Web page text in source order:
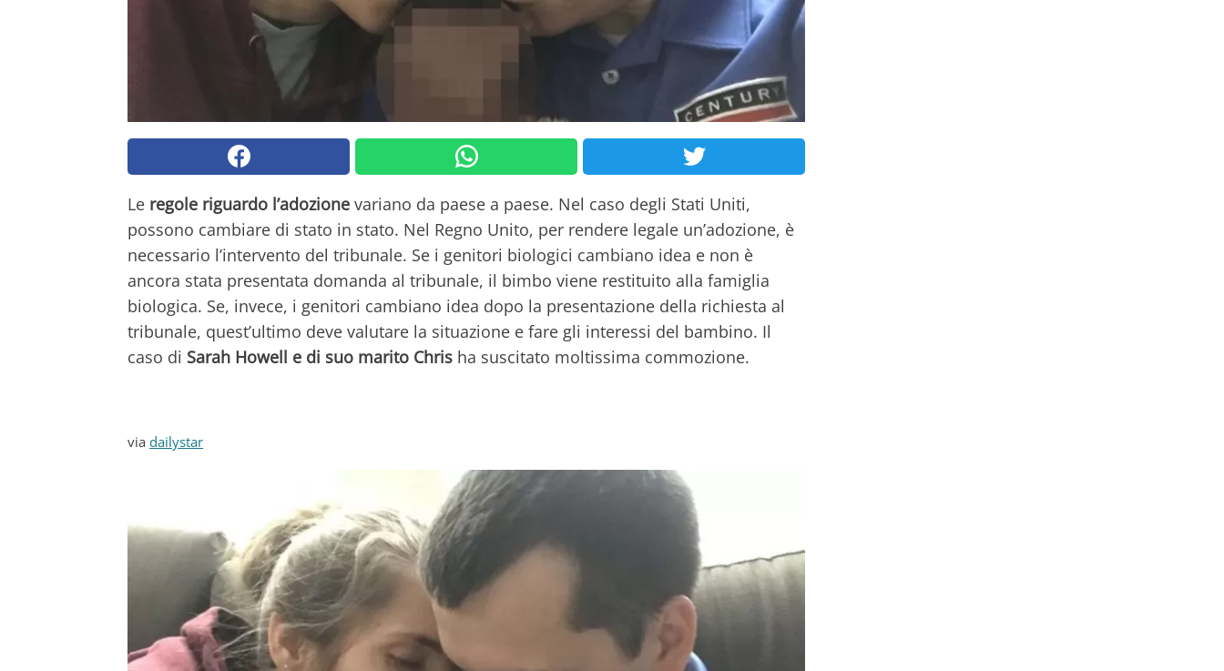
Le regole riguardo l’adozione variano da paese a paese. Nel caso degli Stati Uniti,
possono cambiare di stato in stato. Nel Regno Unito, per rendere legale un’adozione, è
necessario l’intervento del tribunale. Se i genitori biologici cambiano idea e non è
ancora stata presentata domanda al tribunale, il bimbo viene restituito alla famiglia
biologica. Se, invece, i genitori cambiano idea dopo la presentazione della richiesta al
tribunale, quest’ultimo deve valutare la situazione e fare gli interessi del bambino. Il
caso di Sarah Howell e di suo marito Chris ha suscitato moltissima commozione.
via dailystar